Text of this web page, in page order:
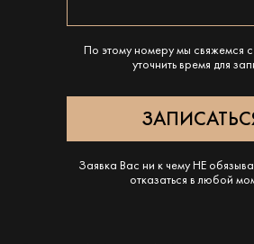
По этому номеру мы свяжемся
уточнить время для
Заявка Вас ни к чему НЕ
отказаться в любой